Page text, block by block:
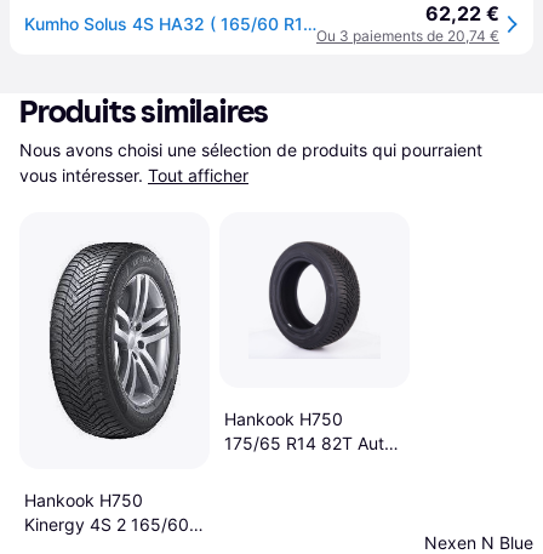
Kumho Solus 4S HA32 ( 165/60 R14 75H 4PR ) 62,22 €
Ou 3 paiements de 20,74 €
Produits similaires
Nous avons choisi une sélection de produits qui pourraient
vous intéresser. Tout afficher
Hankook H750
Kinergy 4S 2 165/60
Hankook H750
175/65 R14 82T Auto
Nexen N Blue